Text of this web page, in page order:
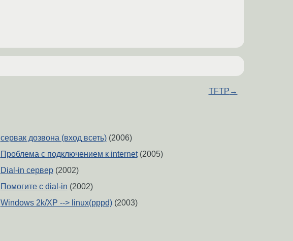
TFTP →
сервак дозвона (вход всеть)(2006)
Проблема с подключением к internet(2005)
Dial-in сервер(2002)
Помогите с dial-in (2002)
Windows 2k/XP --> linux(pppd)(2003)